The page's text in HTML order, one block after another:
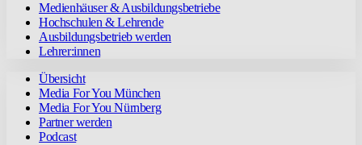
Medienhäuser & Ausbildungsbetriebe
Hochschulen & Lehrende
Ausbildungsbetrieb werden
Lehrer:innen
Übersicht
Media For You München
Media For You Nürnberg
Partner werden
Podcast